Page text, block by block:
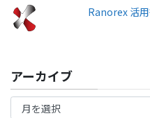
Ranorex 活
アーカイブ